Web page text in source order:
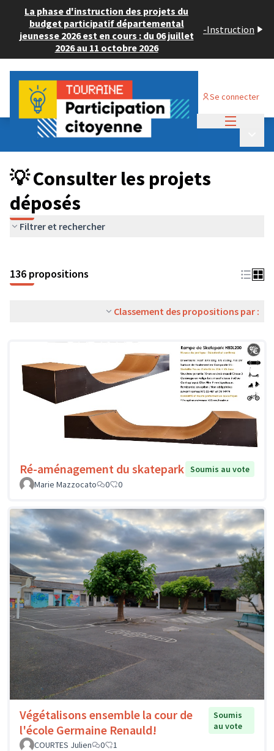
La phase d'instruction des projets du
budget participatif départemental
jeunesse 2026 est en cours : du 06 juillet
2026 au 11 octobre 2026
-Instruction
Se connecter
Budget Participatif JEUNESSE 2024
💡 Consulter les projets déposés
💡 Consulter les projets
déposés
Filtrer et rechercher
136 propositions
Classement des propositions par :
Ré-aménagement du skatepark Soumis au vote
Marie Mazzocato
0 0
Végétalisons ensemble la cour de
l'école Germaine Renauld!
Soumis
au vote
COURTES Julien
0 1